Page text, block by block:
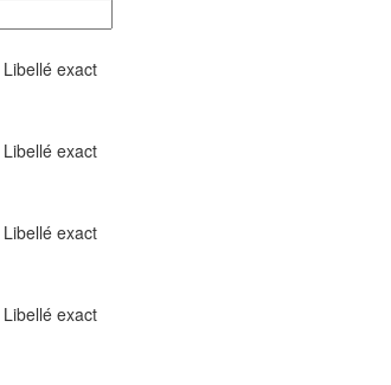
Libellé exact
Libellé exact
Libellé exact
Libellé exact